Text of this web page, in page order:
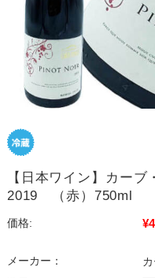
【日本ワイン】カー
2019 （赤）750ml
価格:
メーカー：